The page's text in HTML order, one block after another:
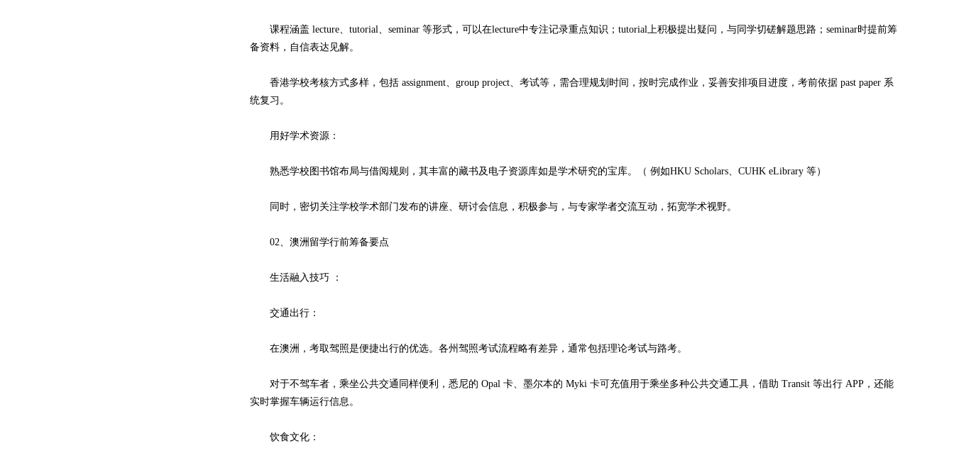
课程涵盖 lecture、tutorial、seminar 等形式，可以在lecture中专注记录重点知识；tutorial上积极提出疑问，与同学切磋解题思路；seminar时提前筹
备资料，自信表达见解。
香港学校考核方式多样，包括 assignment、group project、考试等，需合理规划时间，按时完成作业，妥善安排项目进度，考前依据 past paper 系
统复习。
用好学术资源：
熟悉学校图书馆布局与借阅规则，其丰富的藏书及电子资源库如是学术研究的宝库。（ 例如HKU Scholars、CUHK eLibrary 等）
同时，密切关注学校学术部门发布的讲座、研讨会信息，积极参与，与专家学者交流互动，拓宽学术视野。
02、澳洲留学行前筹备要点
生活融入技巧 ：
交通出行：
在澳洲，考取驾照是便捷出行的优选。各州驾照考试流程略有差异，通常包括理论考试与路考。
对于不驾车者，乘坐公共交通同样便利，悉尼的 Opal 卡、墨尔本的 Myki 卡可充值用于乘坐多种公共交通工具，借助 Transit 等出行 APP，还能
实时掌握车辆运行信息。
饮食文化：